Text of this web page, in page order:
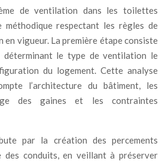
de ventilation dans les toilettes
méthodique respectant les règles de
en vigueur. La première étape consiste
déterminant le type de ventilation le
du logement. Cette analyse
l’architecture du bâtiment, les
des gaines et les contraintes
par la création des percements
des conduits, en veillant à préserver